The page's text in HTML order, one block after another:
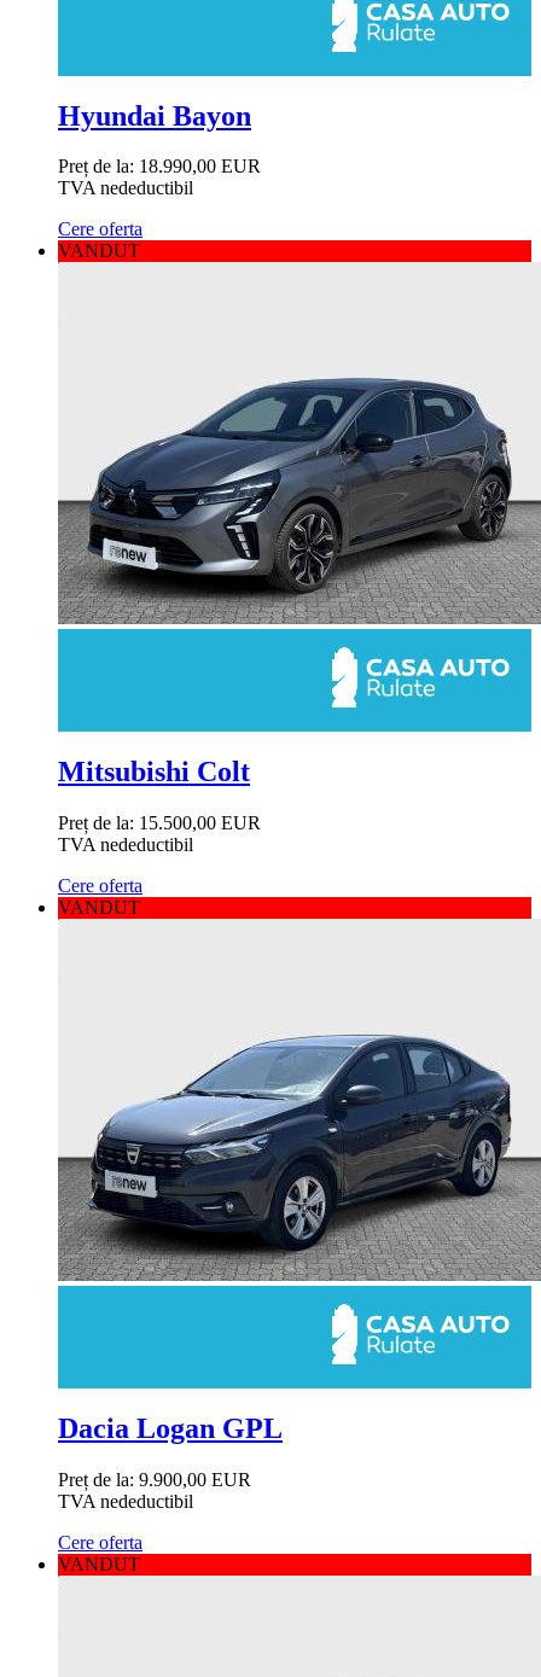
Hyundai Bayon
Preț de la: 18.990,00 EUR
TVA nedeductibil
Cere oferta
VANDUT
Mitsubishi Colt
Preț de la: 15.500,00 EUR
TVA nedeductibil
Cere oferta
VANDUT
Dacia Logan GPL
Preț de la: 9.900,00 EUR
TVA nedeductibil
Cere oferta
VANDUT